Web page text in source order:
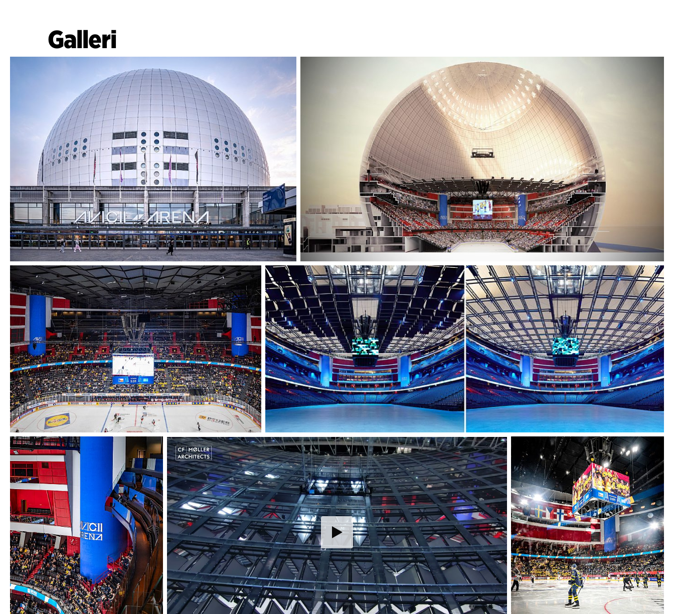
kontrast til skarpe nye loftselementer.
Renoveringen inkluderer betydelige tekniske innovationer, især i
det bevægelige tagsystem, som repræsenterer et gennembrud
inden for designteknologi for arenaer. Denne løsning bevarer den
unikke sfæriske rumlige oplevelse, samtidig med at den giver en
hidtil uset fleksibilitet i arrangementskonfigurationen.
Projektet udviser kulturel bæredygtighed ved at bevare og
forbedre et betydningsfuldt arkitektonisk vartegn, mens det
tilpasses fremtidige generationer. Den renoverede arena vil
fortsætte med at tjene som en vigtig kulturel katalysator for
Stockholm og være et rum, der fremmer fællesskaber gennem
delte oplevelser ved sports- og underholdningsbegivenheder.
Galleri